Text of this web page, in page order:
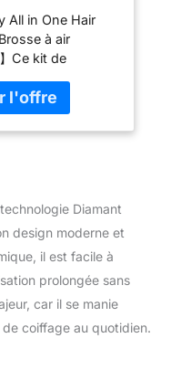
Nouveau
Soufflante 7
Sèche
Diffuseur
Air Fer à
Brosse
Brosse
All in One Hair
à air
Ce kit de
1 * sèche-
1 *brosse à air
2 * Curly All in
de massage.
tous vos
besoins, est
pour les familles,
les
d'affaires et les
pour vous
cheveux
Diamant
design moderne et
il est facile à
prolongée sans
car il se manie
coiffage au quotidien.